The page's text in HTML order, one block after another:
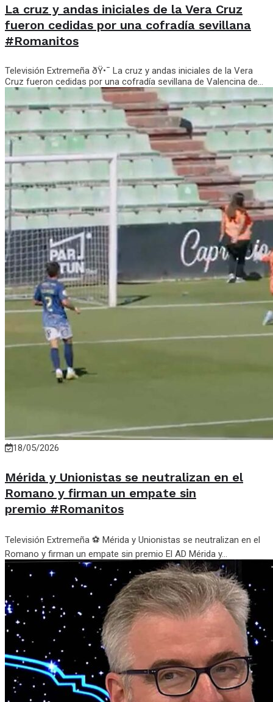
La cruz y andas iniciales de la Vera Cruz
fueron cedidas por una cofradía sevillana
#Romanitos
Televisión Extremeña ðŸ•¯️ La cruz y andas iniciales de la Vera
Cruz fueron cedidas por una cofradía sevillana de Valencina de...
18/05/2026
Mérida y Unionistas se neutralizan en el
Romano y firman un empate sin
premio #Romanitos
Televisión Extremeña ⚽ Mérida y Unionistas se neutralizan en el
Romano y firman un empate sin premio El AD Mérida y...